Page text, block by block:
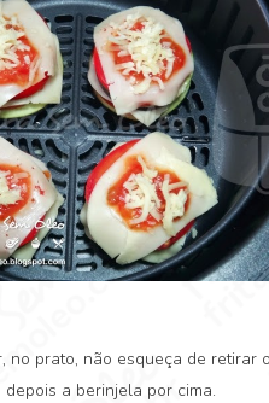
no prato, não esqueça de
a berinjela por cima.